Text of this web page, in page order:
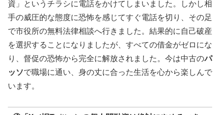
資」というチラシに電話をかけてしまいました。しかし相
手の威圧的な態度に恐怖を感じてすぐ電話を切り、その足
で市役所の無料法律相談へ行きました。結果的に自己破産
を選択することになりましたが、すべての借金がゼロにな
り、督促の恐怖から完全に解放されました。今は中古のパ
ッソで職場に通い、身の丈に合った生活を心から楽しんで
います。